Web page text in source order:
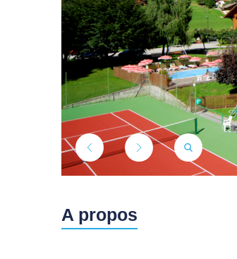
A propos